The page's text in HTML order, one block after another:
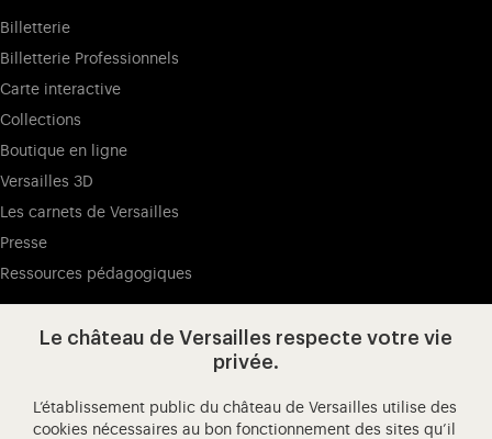
Billetterie
Billetterie Professionnels
Carte interactive
Collections
Boutique en ligne
Versailles 3D
Les carnets de Versailles
Presse
Ressources pédagogiques
Visitez notre Facebook (ouverture
Visitez notre X (ouverture dans un
Visitez notre Instagram
Visitez notre YouTube
Le château de Versailles respecte votre vie
privée.
L’établissement public du château de Versailles utilise des
cookies nécessaires au bon fonctionnement des sites qu’il